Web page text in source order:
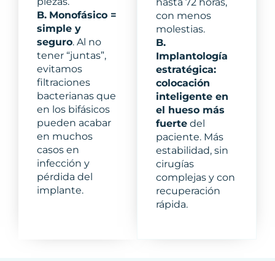
B. Monofásico =
simple y
seguro. Al no
tener “juntas”,
evitamos
filtraciones
bacterianas que
en los bifásicos
pueden acabar
en muchos
casos en
infección y
pérdida del
implante.
hasta 72 horas,
con menos
molestias.
B.
Implantología
estratégica:
colocación
inteligente en
el hueso más
fuerte del
paciente. Más
estabilidad, sin
cirugías
complejas y con
recuperación
rápida.